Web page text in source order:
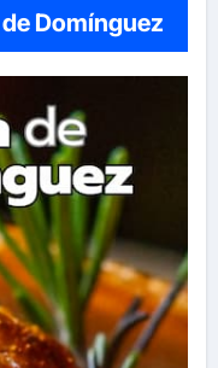
Domínguez